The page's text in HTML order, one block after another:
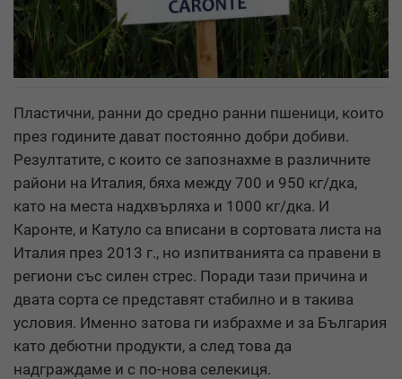
Пластични, ранни до средно ранни пшеници, които
през годините дават постоянно добри добиви.
Резултатите, с които се запознахме в различните
райони на Италия, бяха между 700 и 950 кг/дка,
като на места надхвърляха и 1000 кг/дка. И
Каронте, и Катуло са вписани в сортовата листа на
Италия през 2013 г., но изпитванията са правени в
региони със силен стрес. Поради тази причина и
двата сорта се представят стабилно и в такива
условия. Именно затова ги избрахме и за България
като дебютни продукти, а след това да
надграждаме и с по-нова селекиця.